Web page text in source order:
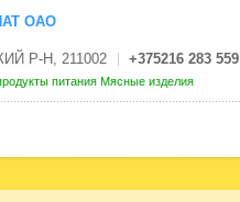
ОАО
Р-Н, 211002 +375216 283 559
питания Мясные изделия